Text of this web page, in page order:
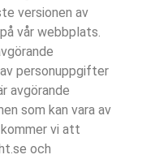
versionen av
vår webbplats.
personuppgifter
avgörande
som kan vara av
vi att
och